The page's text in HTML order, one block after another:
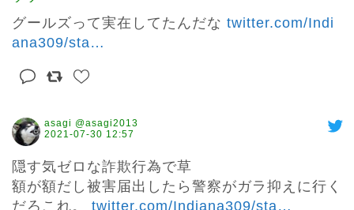
グールズって実在してたんだな twitter.com/Indi
ana309/sta…
asagi @asagi2013
2021-07-30 12:57
隠す気ゼロな詐欺行為で草
額が額だし被害届出したら警察がガラ抑えに行く
だろこれ。 twitter.com/Indiana309/sta…